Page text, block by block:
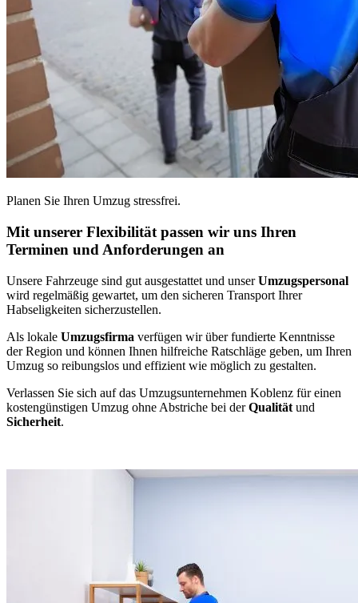
Planen Sie Ihren Umzug stressfrei.
Mit unserer Flexibilität passen wir uns Ihren
Terminen und Anforderungen an
Unsere Fahrzeuge sind gut ausgestattet und unserUmzugspersonal
wird regelmäßig gewartet, um den sicheren Transport Ihrer
Habseligkeiten sicherzustellen.
Als lokale Umzugsfirma verfügen wir über fundierte Kenntnisse
der Region und können Ihnen hilfreiche Ratschläge geben, um Ihren
Umzug so reibungslos und effizient wie möglich zu gestalten.
Verlassen Sie sich auf das Umzugsunternehmen Koblenz für einen
kostengünstigen Umzug ohne Abstriche bei derQualität und
Sicherheit.